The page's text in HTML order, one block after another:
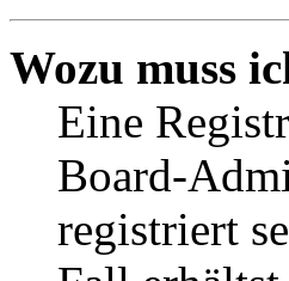
Wozu muss
Eine
Board-
registriert